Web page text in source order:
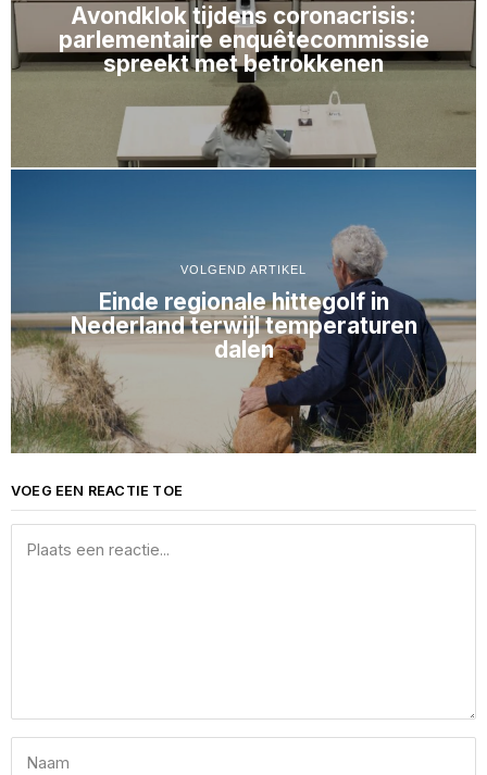
Avondklok tijdens coronacrisis:
parlementaire enquêtecommissie
spreekt met betrokkenen
VOLGEND ARTIKEL
Einde regionale hittegolf in
Nederland terwijl temperaturen
dalen
VOEG EEN REACTIE TOE